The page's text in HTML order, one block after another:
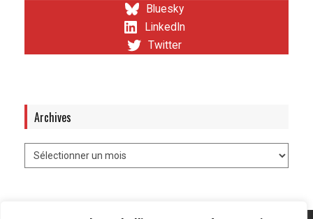
Bluesky
LinkedIn
Twitter
Archives